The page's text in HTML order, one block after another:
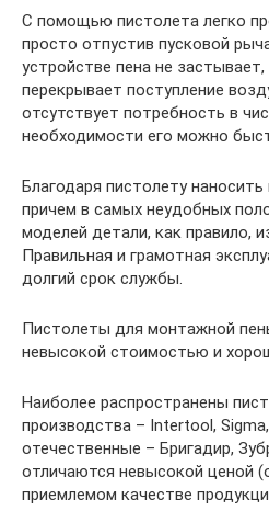
С помощью пистолета легко
просто отпустив пусковой
устройстве пена не
перекрывает поступление
отсутствует потребность в
необходимости его можно
Благодаря пистолету
причем в самых неудобных
моделей детали, как правило,
Правильная и грамотная
долгий срок службы.
Пистолеты для монтажной
невысокой стоимостью и
Наиболее распространены
производства – Intertool,
отечественные – Бригадир,
отличаются невысокой ценой
приемлемом качестве